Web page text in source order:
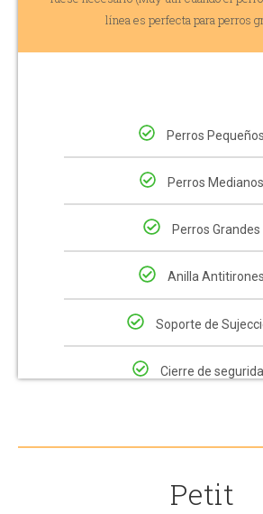
línea es perfecta para perros
Perros Pequeños
Perros Medianos
Perros Grandes
Anilla Antitirones
Soporte de
Cierre de
Petit